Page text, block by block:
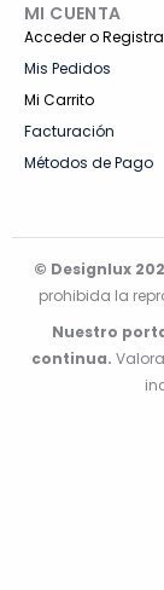
MI CUENTA
Acceder o
Mis Pedidos
Mi Carrito
Facturación
Métodos de Pago
© Designlux
prohibida la
Nuestro
continua.